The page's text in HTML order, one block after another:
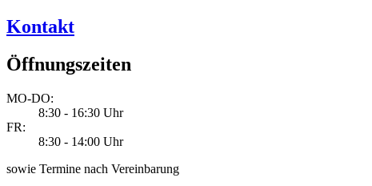
Kontakt
Öffnungszeiten
MO-DO:
8:30 - 16:30 Uhr
FR:
8:30 - 14:00 Uhr
sowie Termine nach Vereinbarung